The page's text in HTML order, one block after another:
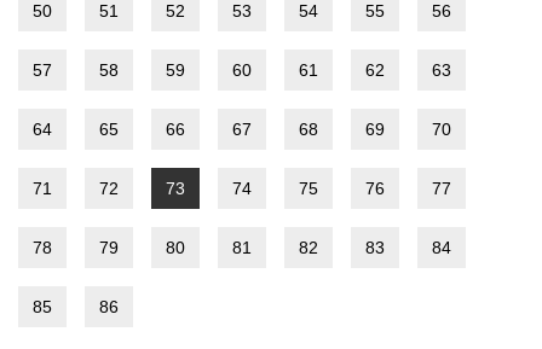
50 51 52 53 54 55 56
57 58 59 60 61 62 63
64 65 66 67 68 69 70
71 72 73 74 75 76 77
78 79 80 81 82 83 84
85 86